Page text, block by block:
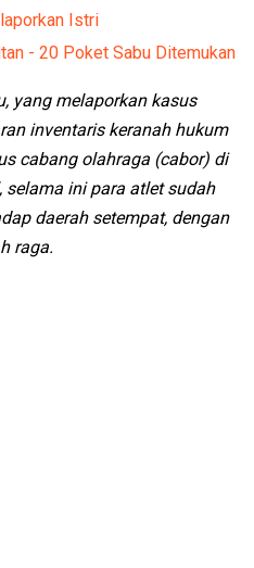
Istri
- 20 Poket Sabu Ditemukan
yang melaporkan kasus
inventaris keranah hukum
cabang olahraga (cabor) di
selama ini para atlet sudah
daerah setempat, dengan
raga.